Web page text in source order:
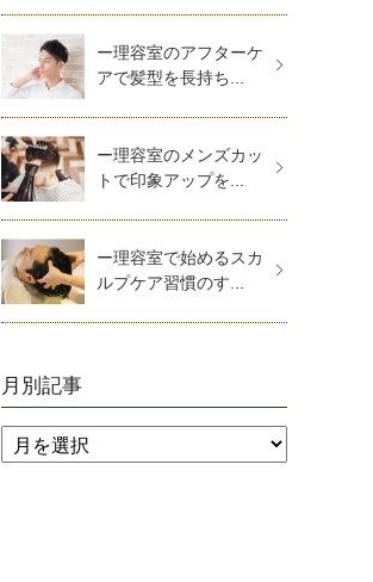
ー理容室のアフターケ
アで髪型を長持ち...
ー理容室のメンズカッ
トで印象アップを...
ー理容室で始めるスカ
ルプケア習慣のす...
月別記事